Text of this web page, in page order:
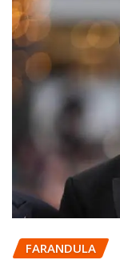
FARANDULA